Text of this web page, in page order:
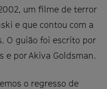
um filme de terror
e que contou com a
O guião foi escrito por
e por Akiva Goldsman.
o regresso de